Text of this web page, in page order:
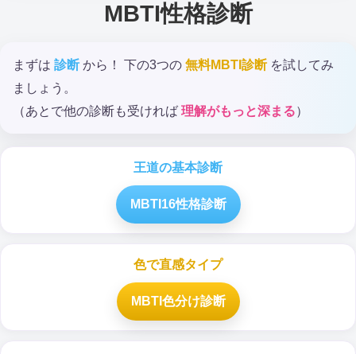
MBTI性格診断
まずは 診断 から！ 下の3つの 無料MBTI診断を試してみ
ましょう。
（あとで他の診断も受ければ 理解がもっと深まる）
王道の基本診断
MBTI16性格診断
色で直感タイプ
MBTI色分け診断